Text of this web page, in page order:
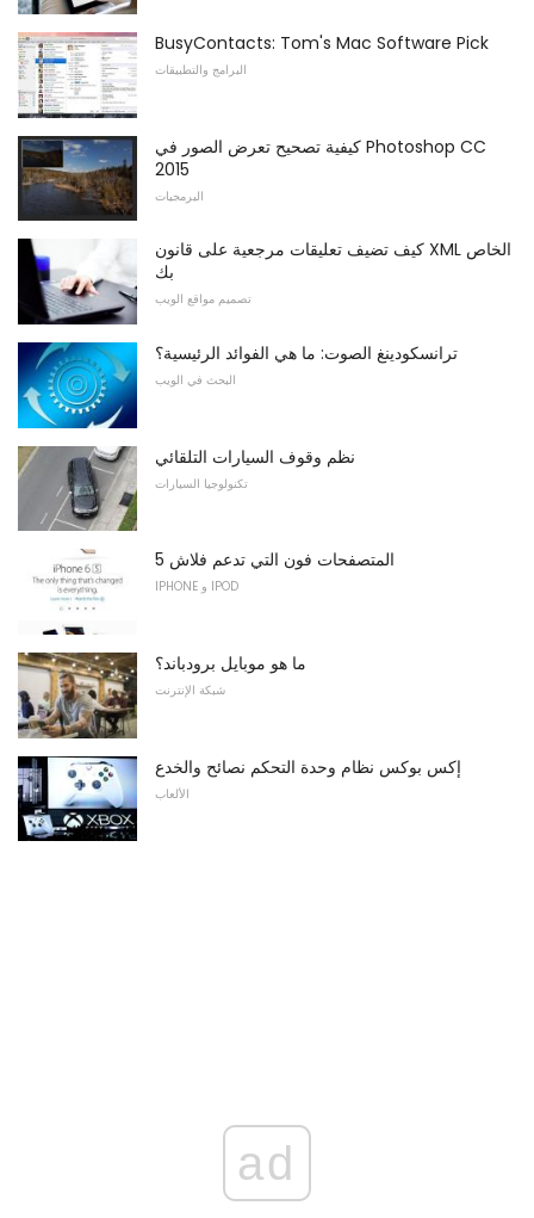
BusyContacts: Tom's Mac Software Pick
البرامج والتطبيقات
كيفية تصحيح تعرض الصور في Photoshop CC
2015
البرمجيات
كيف تضيف تعليقات مرجعية على قانون XML الخاص
بك
تصميم مواقع الويب
ترانسكودينغ الصوت: ما هي الفوائد الرئيسية؟
البحث في الويب
نظم وقوف السيارات التلقائي
تكنولوجيا السيارات
5 المتصفحات فون التي تدعم فلاش
IPHONE و IPOD
ما هو موبايل برودباند؟
شبكة الإنترنت
إكس بوكس ​​نظام وحدة التحكم نصائح والخدع
الألعاب
ad